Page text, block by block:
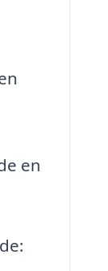
en